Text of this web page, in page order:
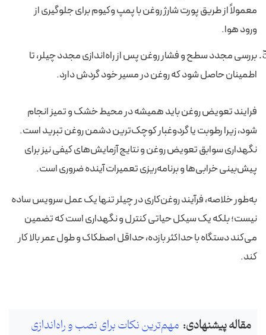
معمولاً از طریق پورت شارژ روغن با پمپ وکیوم برای جلوگیری از
ورود هوا.
بررسی مجدد سطح و فشار روغن پس از راه‌اندازی مجدد چیلر، تا
اطمینان حاصل شود که روغن در مسیر خود گردش دارد.
فرایند تعویض روغن باید همیشه در محیط خشک و تمیز انجام
شود، زیرا رطوبت یا گردوغبار کوچک‌ترین دشمن روغن تبرید است.
نگهداری سوابق تعویض روغن و نتایج آزمایش‌های کیفی نیز برای
پیش‌بینی خرابی‌ها و برنامه‌ریزی تعمیرات آینده ضروری است.
به‌طور خلاصه، فرآیند روغن‌کاری در چیلر تنها یک عمل سرویس ساده
نیست؛ بلکه یک سیکل حیاتی کنترل و نگهداری است که تضمین
می‌کند دستگاه با حداکثر بازده، حداقل اصطکاک و طول عمر بالا کار
کند.
مقاله پیشنهادی: مهم‌ترین نکات برای نصب و راه‌اندازی